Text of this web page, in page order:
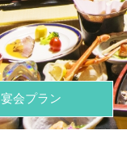
宴会プラン